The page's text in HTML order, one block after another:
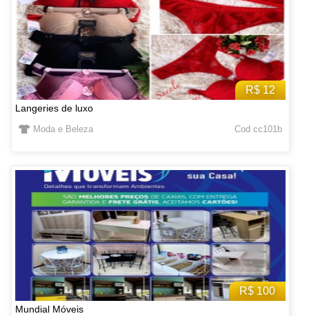
R$ 12
Langeries de luxo
Moda e Beleza Cod cc101b
R$ 100
Mundial Móveis